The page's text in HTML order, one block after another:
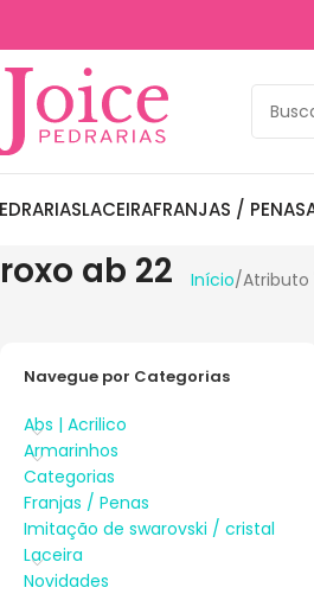
LACEIRAFRANJAS / PENAS
roxo ab 22 Início Atributo
Navegue por Categorias
Abs | Acrilico
Armarinhos
Categorias
Franjas / Penas
Imitação de swarovski / cristal
Laceira
Novidades